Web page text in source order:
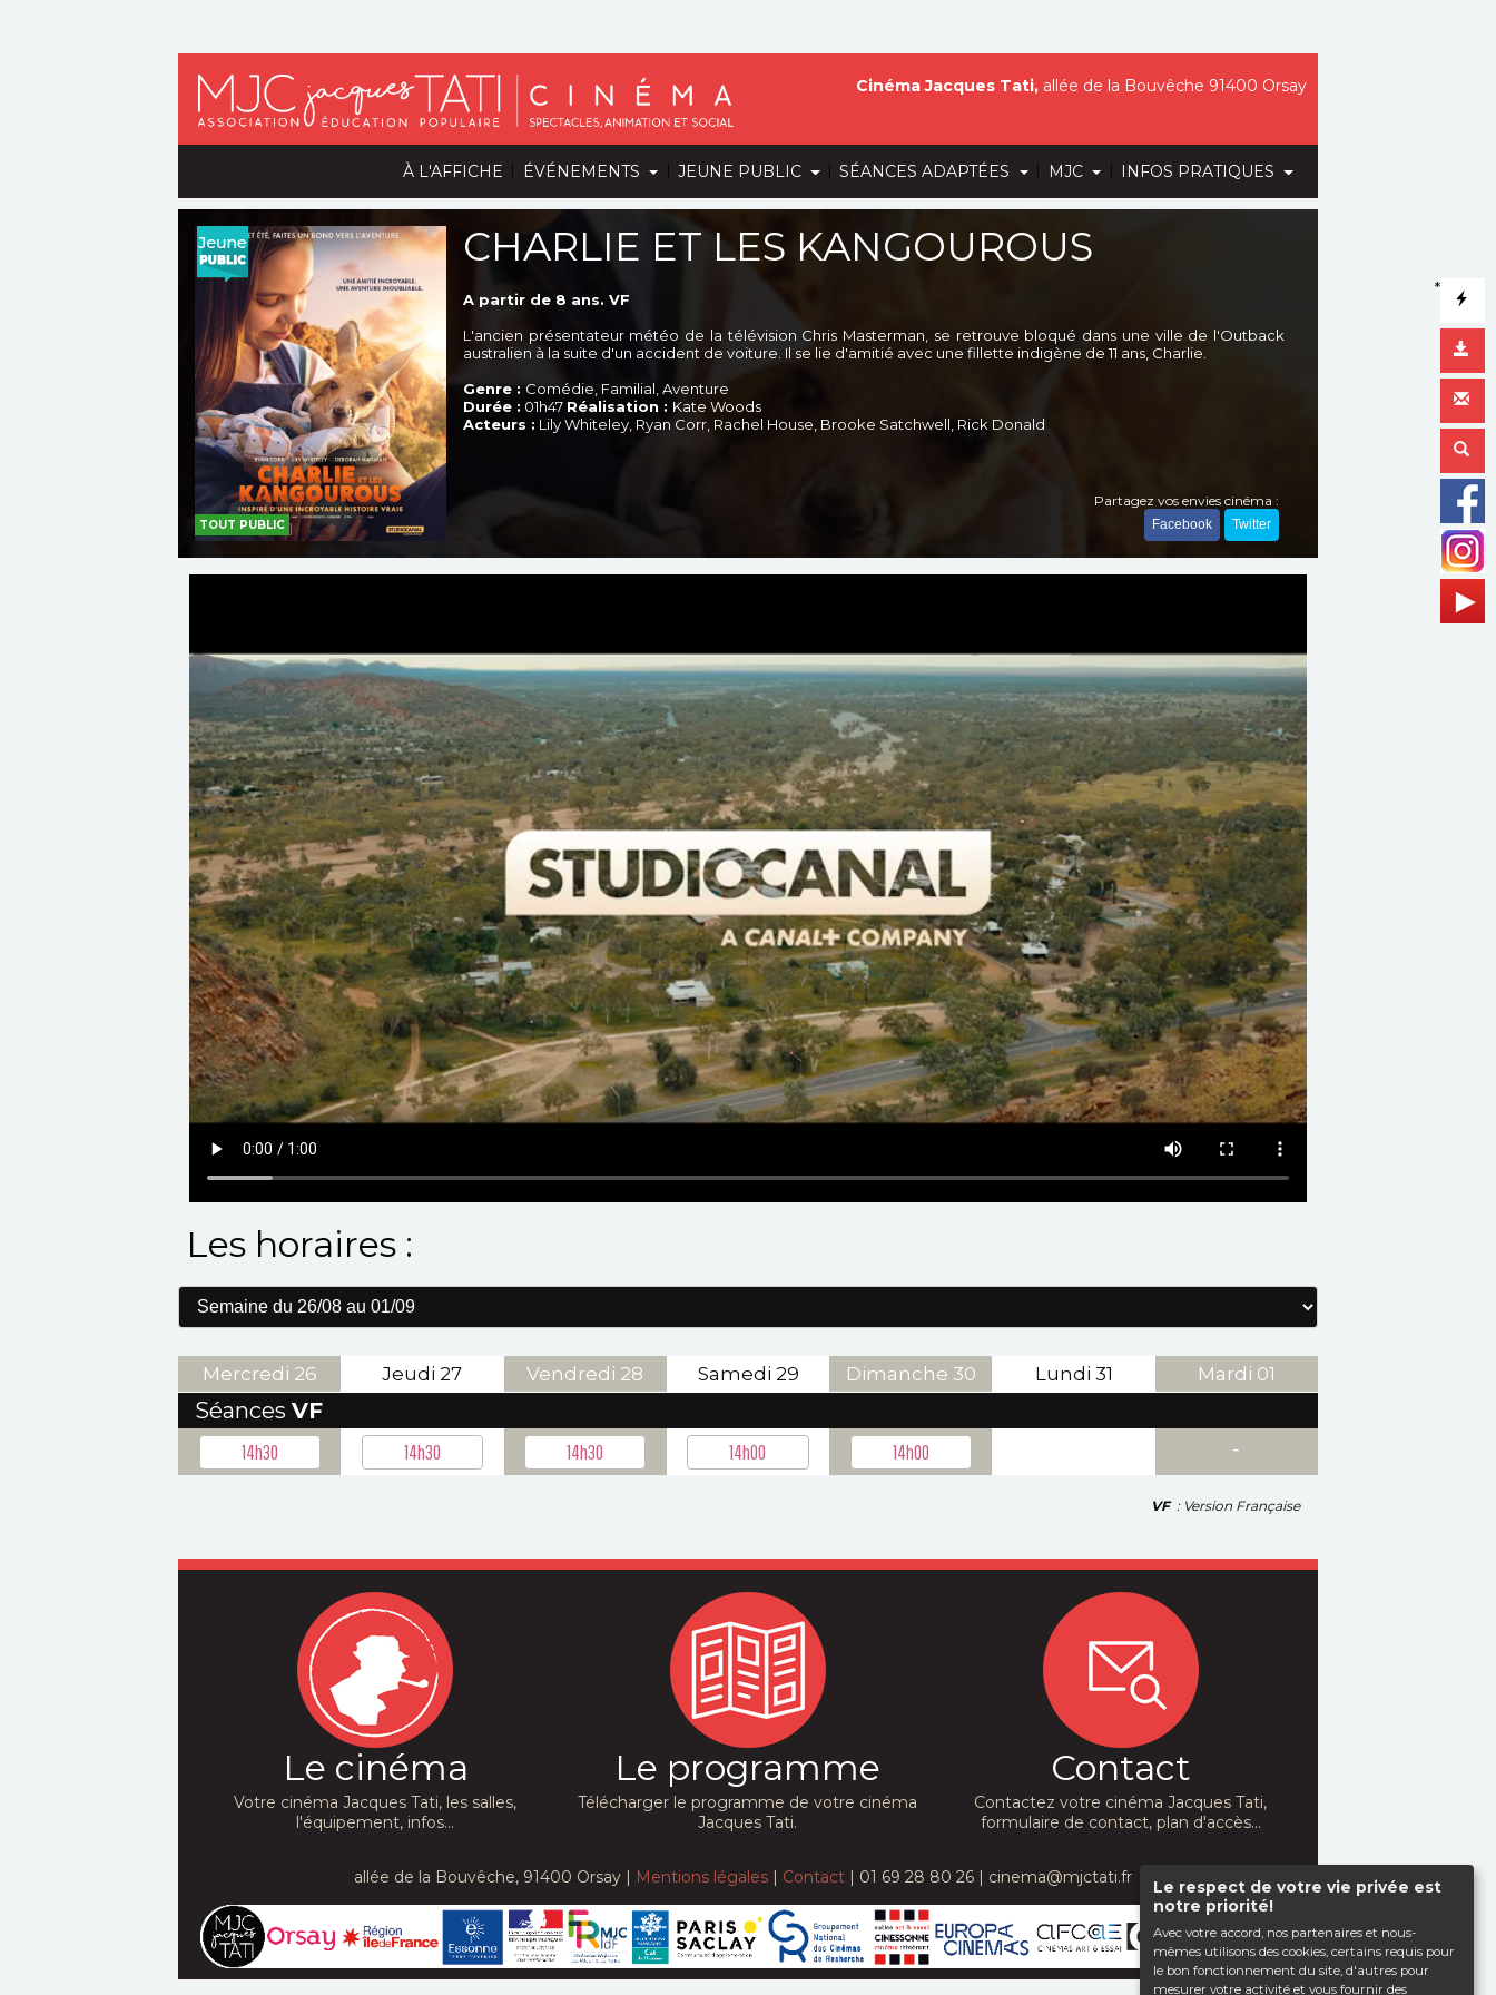
Le respect de votre vie privée est
notre priorité!
Avec votre accord, nos partenaires et nous-
mêmes utilisons des cookies, certains requis pour
le bon fonctionnement du site, d'autres pour
mesurer votre activité et vous fournir des
À L'AFFICHE | ÉVÉNEMENTS | JEUNE PUBLIC | SÉANCES ADAPTÉES | MJC | INFOS PRATIQUES
*
Cinéma Jacques Tati, allée de la Bouvêche 91400 Orsay
TOUT PUBLIC
CHARLIE ET LES KANGOUROUS
A partir de 8 ans. VF
L'ancien présentateur météo de la télévision Chris Masterman, se retrouve bloqué dans une ville de l'Outback
australien à la suite d'un accident de voiture. Il se lie d'amitié avec une fillette indigène de 11 ans, Charlie.
Genre : Comédie, Familial, Aventure
Durée : 01h47 Réalisation : Kate Woods
Acteurs : Lily Whiteley, Ryan Corr, Rachel House, Brooke Satchwell, Rick Donald
Partagez vos envies cinéma :
Facebook Twitter
Les horaires :
Mercredi 26 Jeudi 27 Vendredi 28 Samedi 29 Dimanche 30 Lundi 31 Mardi 01
Séances VF
14h30 14h30 14h30 14h00 14h00 -
VF : Version Française
Le cinéma
Votre cinéma Jacques Tati, les salles,
l'équipement, infos...
Le programme
Télécharger le programme de votre cinéma
Jacques Tati.
Contact
Contactez votre cinéma Jacques Tati,
formulaire de contact, plan d'accès...
allée de la Bouvêche, 91400 Orsay | Mentions légales| Contact| 01 69 28 80 26 | cinema@mjctati.fr